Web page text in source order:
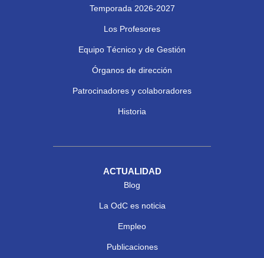
Temporada 2026-2027
Los Profesores
Equipo Técnico y de Gestión
Órganos de dirección
Patrocinadores y colaboradores
Historia
ACTUALIDAD
Blog
La OdC es noticia
Empleo
Publicaciones